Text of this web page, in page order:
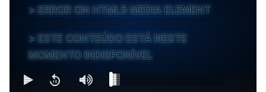
ERROR ON HTML5 MEDIA ELEMENT
ESTE CONTEÚDO ESTÁ NESTE
MOMENTO INDISPONÍVEL